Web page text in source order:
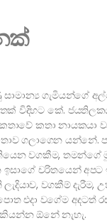
ගැමියන්ගේ
විදිහට කේ.
කතා නායකයා
ගලාගෙන යන්නේ.
වගකීම, තමන්ගේ
චරිතයෙන්
වගකීම් දැරීම,
එදා වගේම අදටත්
ඕනේ නැහැ.